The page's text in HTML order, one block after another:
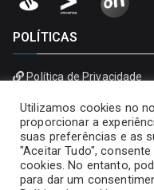
POLÍTICAS
Política de Privacidade
Utilizamos cookies no
proporcionar a
suas preferências e as
"Aceitar Tudo",
cookies. No entanto,
para dar um